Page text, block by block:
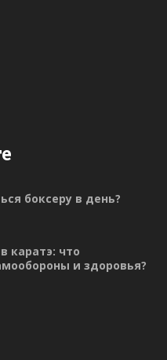
боксеру в день?
каратэ: что
и здоровья?